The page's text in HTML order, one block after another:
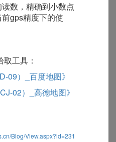
数，精确到小数点
gps精度下的使
工具：
09）_百度地图》
02）_高德地图》
Blog/View.aspx?id=231